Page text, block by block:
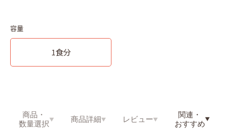
容量
1食分
商品・
数量選択
商品詳細 レビュー
関連・
おすすめ